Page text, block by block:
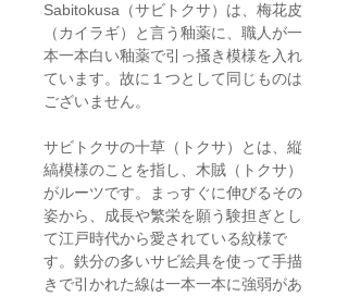
Sabitokusa（サビトクサ）は、梅花皮
（カイラギ）と言う釉薬に、職人が一
本一本白い釉薬で引っ掻き模様を入れ
ています。故に１つとして同じものは
ございません。
サビトクサの十草（トクサ）とは、縦
縞模様のことを指し、木賊（トクサ）
がルーツです。まっすぐに伸びるその
姿から、成長や繁栄を願う験担ぎとし
て江戸時代から愛されている紋様で
す。鉄分の多いサビ絵具を使って手描
きで引かれた線は一本一本に強弱があ